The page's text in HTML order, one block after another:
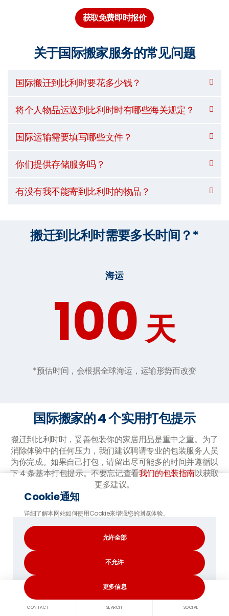
获取免费即时报价
关于国际搬家服务的常见问题
国际搬迁到比利时要花多少钱？
将个人物品运送到比利时时有哪些海关规定？
国际运输需要填写哪些文件？
你们提供存储服务吗？
有没有我不能寄到比利时的物品？
搬迁到比利时需要多长时间？*
海运
100天
*预估时间，会根据全球海运，运输形势而改变
国际搬家的 4 个实用打包提示
搬迁到比利时时，妥善包装你的家居用品是重中之重。为了
消除体验中的任何压力，我们建议聘请专业的包装服务人员
为你完成。如果自己打包，请留出尽可能多的时间并遵循以
下 4 条基本打包提示。不要忘记查看我们的包装指南以获取
更多建议。
尽量减少不必要的物品!:
仔细考虑你需要带走的东西。整理是告别不
CONTACT SEARCH SOCIAL
Cookie通知
详细了解本网站如何使用Cookie来增强您的浏览体验。
允许全部
不允许
更多信息